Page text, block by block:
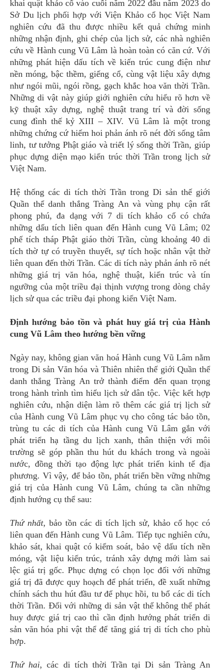
khai quật khảo cổ vào cuối năm 2022 đầu năm 2023 do
Sở Du lịch phối hợp với Viện Khảo cổ học Việt Nam
nghiên cứu đã thu được nhiều kết quả chứng minh
những nhận định, ghi chép của lịch sử, các nhà nghiên
cứu về Hành cung Vũ Lâm là hoàn toàn có căn cứ. Với
những phát hiện dấu tích về kiến trúc cung điện như
nền móng, bậc thềm, giếng cổ, cùng vật liệu xây dựng
như ngói mũi, ngói rồng, gạch khắc hoa văn thời Trần.
Những di vật này giúp giới nghiên cứu hiểu rõ hơn về
kỹ thuật xây dựng, nghệ thuật trang trí và đời sống
cung đình thế kỷ XIII – XIV. Vũ Lâm là một trong
những chứng cứ hiếm hoi phản ánh rõ nét đời sống tâm
linh, tư tưởng Phật giáo và triết lý sống thời Trần, giúp
phục dựng diện mạo kiến trúc thời Trần trong lịch sử
Việt Nam.
Hệ thống các di tích thời Trần trong Di sản thế giới
Quần thể danh thắng Tràng An và vùng phụ cận rất
phong phú, đa dạng với 7 di tích khảo cổ có chứa
những dấu tích liên quan đến Hành cung Vũ Lâm; 02
phế tích tháp Phật giáo thời Trần, cùng khoảng 40 di
tích thờ tự có truyền thuyết, sự tích hoặc nhân vật thờ
liên quan đến thời Trần. Các di tích này phản ánh rõ nét
những giá trị văn hóa, nghệ thuật, kiến trúc và tín
ngưỡng của một triều đại thịnh vượng trong dòng chảy
lịch sử qua các triều đại phong kiến Việt Nam.
Định hướng bảo tồn và phát huy giá trị của Hành
cung Vũ Lâm theo hướng bền vững
Ngày nay, không gian văn hoá Hành cung Vũ Lâm nằm
trong Di sản Văn hóa và Thiên nhiên thế giới Quần thể
danh thắng Tràng An trở thành điểm đến quan trọng
trong hành trình tìm hiểu lịch sử dân tộc. Việc kết hợp
nghiên cứu, nhận diện làm rõ thêm các giá trị lịch sử
của Hành cung Vũ Lâm phục vụ cho công tác bảo tồn,
trùng tu các di tích của Hành cung Vũ Lâm gắn với
phát triển hạ tầng du lịch xanh, thân thiện với môi
trường sẽ góp phần thu hút du khách trong và ngoài
nước, đồng thời tạo động lực phát triển kinh tế địa
phương. Vì vậy, để bảo tồn, phát triển bền vững những
giá trị của Hành cung Vũ Lâm, chúng ta cần những
định hướng cụ thể sau:
Thứ nhất, bảo tồn các di tích lịch sử, khảo cổ học có
liên quan đến Hành cung Vũ Lâm. Tiếp tục nghiên cứu,
khảo sát, khai quật có kiểm soát, bảo vệ dấu tích nền
móng, vật liệu kiến trúc, tránh xây dựng mới làm sai
lệc giá trị gốc. Phục dựng có chọn lọc đối với những
giá trị đã được quy hoạch để phát triển, đề xuất những
chính sách thu hút đầu tư để phục hồi, tu bổ các di tích
thời Trần. Đối với những di sản vật thể không thể phát
huy được giá trị cao thì cần định hướng phát triển di
sản văn hóa phi vật thể để tăng giá trị di tích cho phù
hợp.
Thứ hai, các di tích thời Trần tại Di sản Tràng An